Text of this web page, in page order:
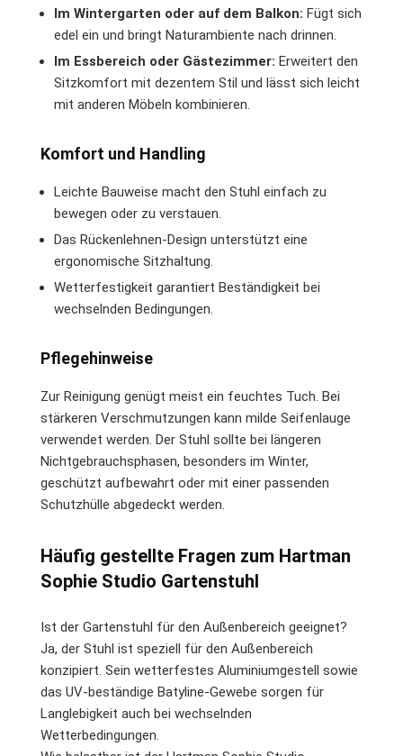
Im Wintergarten oder auf dem Balkon: Fügt sich
edel ein und bringt Naturambiente nach drinnen.
Im Essbereich oder Gästezimmer: Erweitert den
Sitzkomfort mit dezentem Stil und lässt sich leicht
mit anderen Möbeln kombinieren.
Komfort und Handling
Leichte Bauweise macht den Stuhl einfach zu
bewegen oder zu verstauen.
Das Rückenlehnen-Design unterstützt eine
ergonomische Sitzhaltung.
Wetterfestigkeit garantiert Beständigkeit bei
wechselnden Bedingungen.
Pflegehinweise
Zur Reinigung genügt meist ein feuchtes Tuch. Bei
stärkeren Verschmutzungen kann milde Seifenlauge
verwendet werden. Der Stuhl sollte bei längeren
Nichtgebrauchsphasen, besonders im Winter,
geschützt aufbewahrt oder mit einer passenden
Schutzhülle abgedeckt werden.
Häufig gestellte Fragen zum Hartman
Sophie Studio Gartenstuhl
Ist der Gartenstuhl für den Außenbereich geeignet?
Ja, der Stuhl ist speziell für den Außenbereich
konzipiert. Sein wetterfestes Aluminiumgestell sowie
das UV-beständige Batyline-Gewebe sorgen für
Langlebigkeit auch bei wechselnden
Wetterbedingungen.